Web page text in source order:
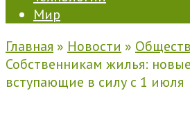
Мир
Главная » Новости »
Собственникам жилья:
вступающие в силу с 1 июля